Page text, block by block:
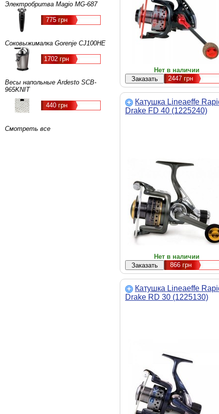
Электробритва Magio MG-687
775 грн
Соковыжималка Gorenje CJ100HE
1702 грн
Весы напольные Ardesto SCB-
965KNIT
440 грн
Смотреть все
Нет в наличии
2447 грн
Катушка Lineaeffe
Drake FD 40 (1225240)
Нет в наличии
866грн
Катушка Lineaeffe
Drake RD 30 (1225130)